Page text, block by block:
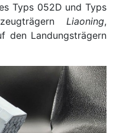
Typs 052D und Typs
Liaoning,
den Landungsträgern